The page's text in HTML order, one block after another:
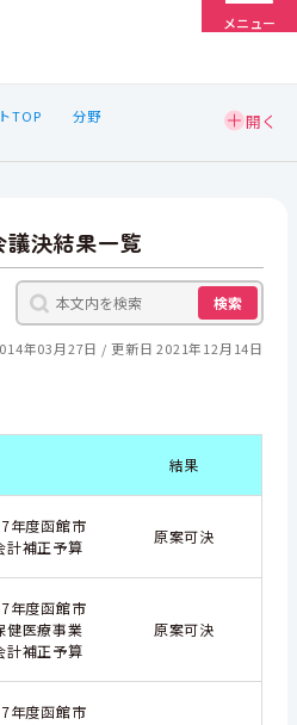
メニュー
TOP
分野
議決結果一覧
検索
年03月27日 更新日 2021年12月14日
結果
年度函館市
計補正予算
原案可決
年度函館市
健医療事業
計補正予算
原案可決
年度函館市